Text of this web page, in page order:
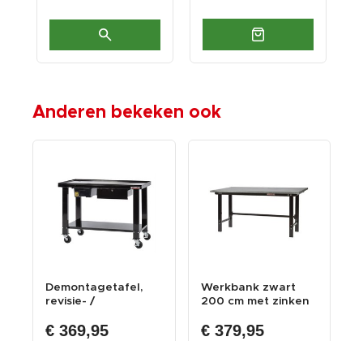
Anderen bekeken ook
Demontagetafel,
revisie- /
verrijdbaa...
€ 369,95
Werkbank zwart
200 cm met zinken
€ 379,95